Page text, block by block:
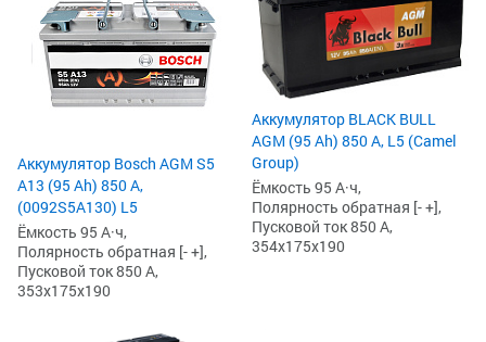
Аккумулятор Bosch AGM S5
А13 (95 Ah) 850 А,
(0092S5A130) L5
Ёмкость 95 А·ч,
Полярность обратная [- +],
Пусковой ток 850 А,
353x175x190
Аккумулятор BLACK BULL
AGM (95 Ah) 850 А, L5 (Camel
Group)
Ёмкость 95 А·ч,
Полярность обратная [- +],
Пусковой ток 850 А,
354x175x190